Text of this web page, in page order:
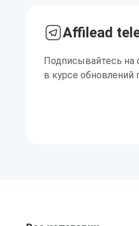
Affilead
Подписывайтесь на
в курсе обновлений